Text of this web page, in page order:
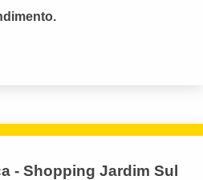
- Shopping Jardim Sul